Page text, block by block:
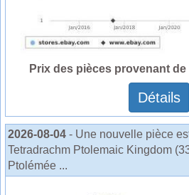
Prix des pièces provenant
Détails
2026-08-04 - Une nouvelle pièce
Tetradrachm Ptolemaic Kingdom
Ptolémée ...